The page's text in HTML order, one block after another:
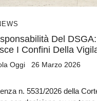
Del
I Confini Della
Oggi 26 Marzo 2026
n. 5531/2026 della